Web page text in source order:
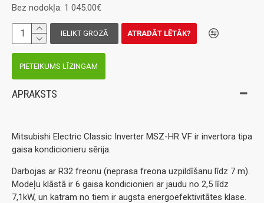
Bez nodokļa: 1 045.00€
IELIKT GROZĀ ATRADĀT LĒTĀK?
PIETEIKUMS LĪZINGAM
APRAKSTS
Mitsubishi Electric Classic Inverter MSZ-HR VF ir invertora tipa
gaisa kondicionieru sērija.
Darbojas ar R32 freonu (neprasa freona uzpildīšanu līdz 7 m).
Modeļu klāstā ir 6 gaisa kondicionieri ar jaudu no 2,5 līdz
7,1kW, un katram no tiem ir augsta energoefektivitātes klase.